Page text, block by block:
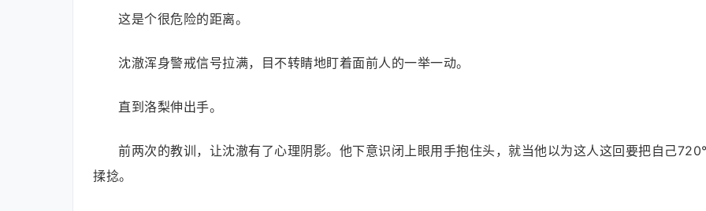
这是个很危险的距离。
沈澈浑身警戒信号拉满，目不转睛地盯着面前人的一举一动。
直到洛梨伸出手。
前两次的教训，让沈澈有了心理阴影。他下意识闭上眼用手抱住头，就当他以为这人这回要把自己
揉捻。